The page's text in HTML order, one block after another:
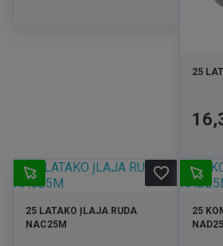
25
Kaina
25 LATAKO ĮLAJA RUDA
NAC25M
favorite_border
25